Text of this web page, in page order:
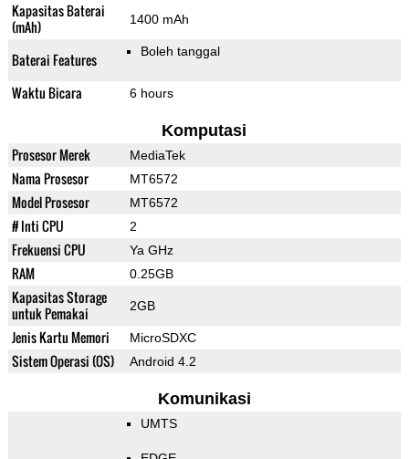
Kapasitas Baterai
(mAh)
1400 mAh
Baterai Features Boleh tanggal
Waktu Bicara 6 hours
Komputasi
Prosesor Merek MediaTek
Nama Prosesor MT6572
Model Prosesor MT6572
# Inti CPU 2
Frekuensi CPU Ya GHz
RAM 0.25GB
Kapasitas Storage
untuk Pemakai
2GB
Jenis Kartu Memori MicroSDXC
Sistem Operasi (OS) Android 4.2
Komunikasi
UMTS